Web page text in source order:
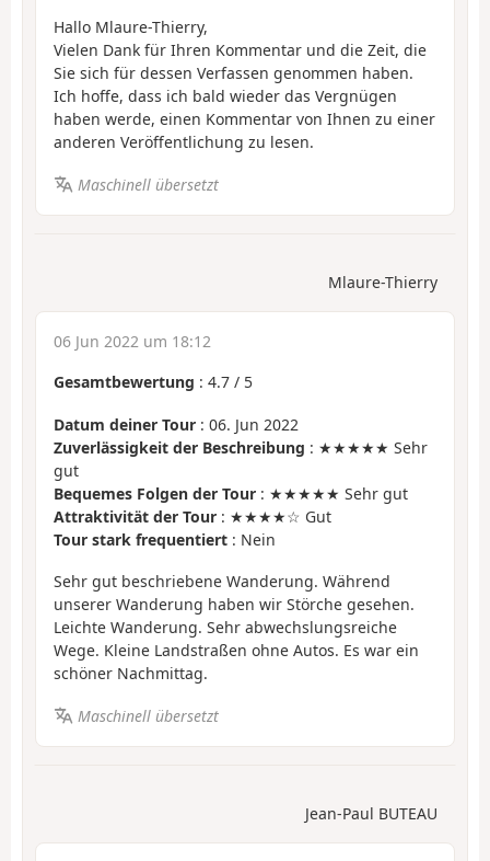
Hallo Mlaure-Thierry,
Vielen Dank für Ihren Kommentar und die Zeit, die
Sie sich für dessen Verfassen genommen haben.
Ich hoffe, dass ich bald wieder das Vergnügen
haben werde, einen Kommentar von Ihnen zu einer
anderen Veröffentlichung zu lesen.
Maschinell übersetzt
Mlaure-Thierry
06 Jun 2022 um 18:12
Gesamtbewertung : 4.7 / 5
Datum deiner Tour : 06. Jun 2022
Zuverlässigkeit der Beschreibung : ★★★★★ Sehr
gut
Bequemes Folgen der Tour : ★★★★★ Sehr gut
Attraktivität der Tour : ★★★★☆ Gut
Tour stark frequentiert : Nein
Sehr gut beschriebene Wanderung. Während
unserer Wanderung haben wir Störche gesehen.
Leichte Wanderung. Sehr abwechslungsreiche
Wege. Kleine Landstraßen ohne Autos. Es war ein
schöner Nachmittag.
Maschinell übersetzt
Jean-Paul BUTEAU